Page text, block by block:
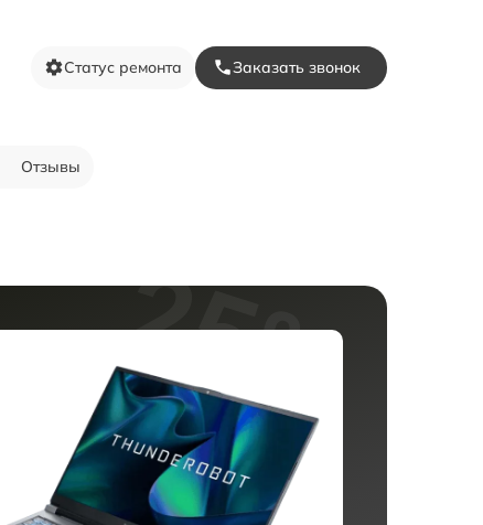
Статус ремонта Заказать звонок
Отзывы